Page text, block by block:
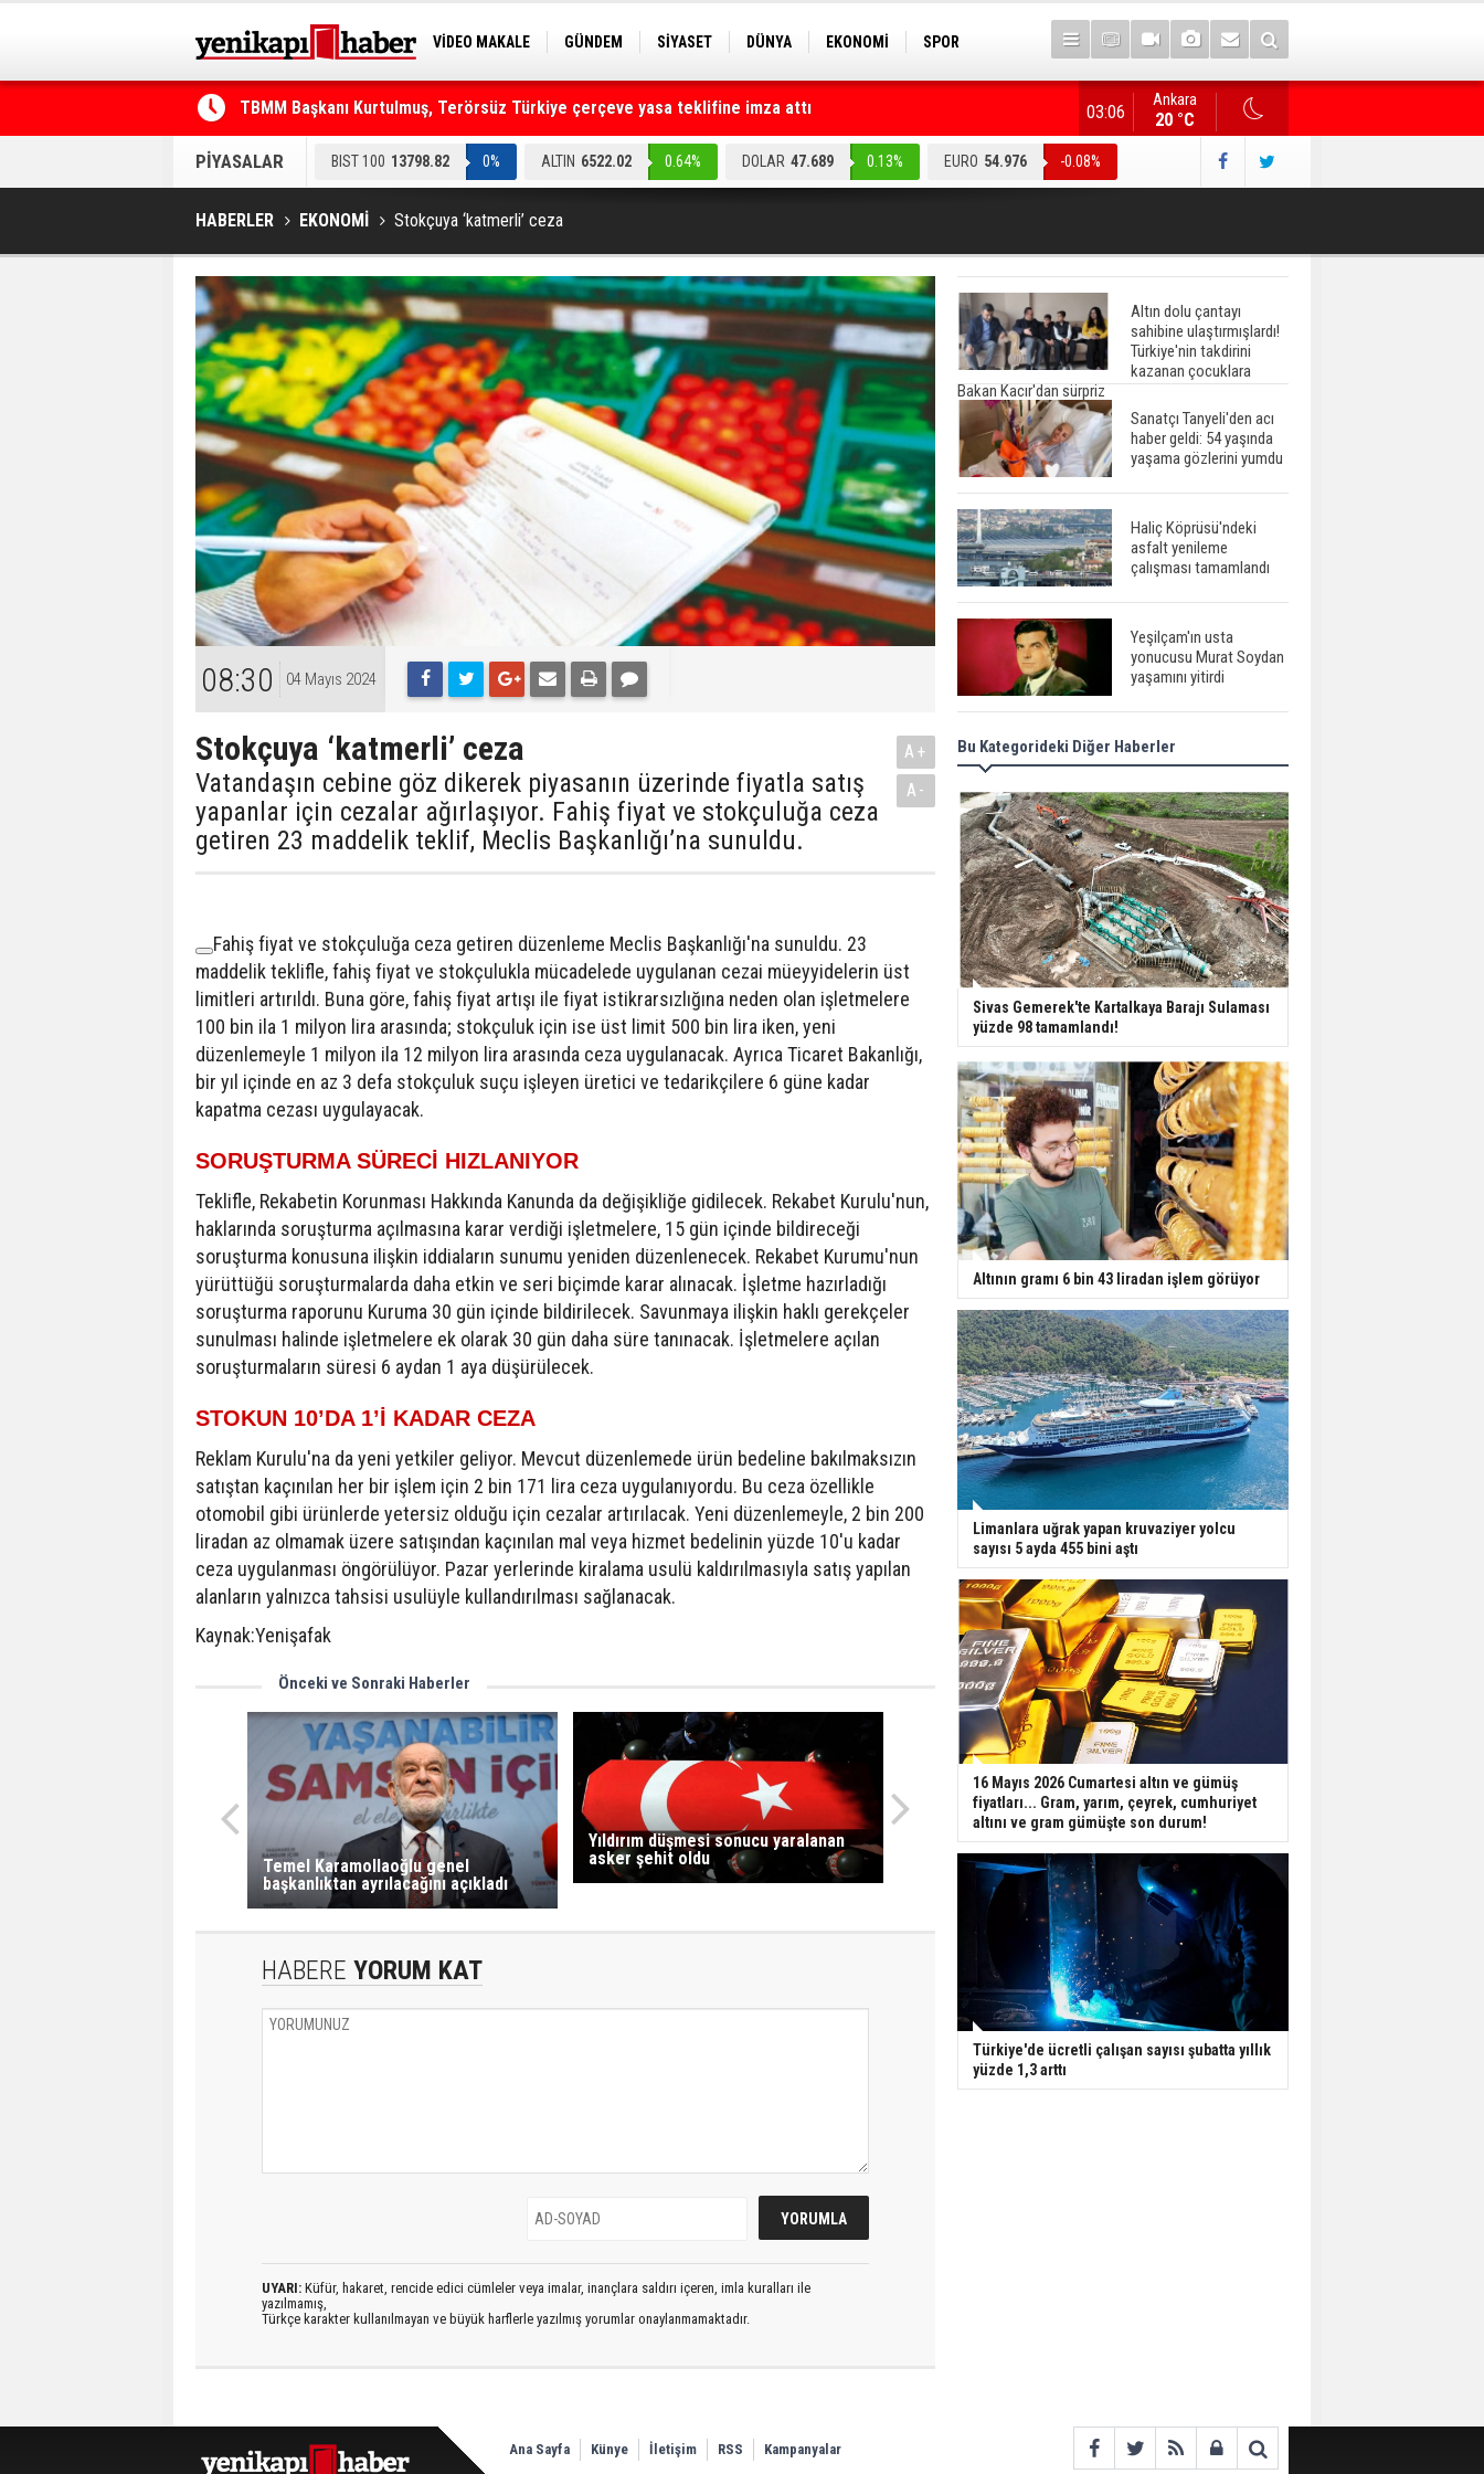
VİDEO MAKALE GÜNDEM SİYASET DÜNYA EKONOMİ
SPOR
TBMM Başkanı Kurtulmuş, Terörsüz Türkiye çerçeve yasa teklifine imza attı
Telefonla arayıp "RTÜK'ten geliyoruz" dediler: Medyayı hedef alan akılalmaz tuzak ifşa oldu
"Terörsüz Türkiye" düzenlemesi... AK Parti heyeti,
Ankara
20 °C
03:06
PİYASALAR BIST 100 13798.82 0% ALTIN 6522.02 0.64% DOLAR 47.689 0.13% EURO 54.976 -0.08%
HABERLER EKONOMİ Stokçuya ‘katmerli’ ceza
08:30 04 Mayıs 2024
Stokçuya ‘katmerli’ ceza
Vatandaşın cebine göz dikerek piyasanın üzerinde fiyatla satış
yapanlar için cezalar ağırlaşıyor. Fahiş fiyat ve stokçuluğa ceza
getiren 23 maddelik teklif, Meclis Başkanlığı’na sunuldu.
A+
A-
​​​​​Fahiş fiyat ve stokçuluğa ceza getiren düzenleme Meclis Başkanlığı'na sunuldu. 23
maddelik teklifle, fahiş fiyat ve stokçulukla mücadelede uygulanan cezai müeyyidelerin üst
limitleri artırıldı. Buna göre, fahiş fiyat artışı ile fiyat istikrarsızlığına neden olan işletmelere
100 bin ila 1 milyon lira arasında; stokçuluk için ise üst limit 500 bin lira iken, yeni
düzenlemeyle 1 milyon ila 12 milyon lira arasında ceza uygulanacak. Ayrıca Ticaret Bakanlığı,
bir yıl içinde en az 3 defa stokçuluk suçu işleyen üretici ve tedarikçilere 6 güne kadar
kapatma cezası uygulayacak.
SORUŞTURMA SÜRECİ HIZLANIYOR
Teklifle, Rekabetin Korunması Hakkında Kanunda da değişikliğe gidilecek. Rekabet Kurulu'nun,
haklarında soruşturma açılmasına karar verdiği işletmelere, 15 gün içinde bildireceği
soruşturma konusuna ilişkin iddiaların sunumu yeniden düzenlenecek. Rekabet Kurumu'nun
yürüttüğü soruşturmalarda daha etkin ve seri biçimde karar alınacak. İşletme hazırladığı
soruşturma raporunu Kuruma 30 gün içinde bildirilecek. Savunmaya ilişkin haklı gerekçeler
sunulması halinde işletmelere ek olarak 30 gün daha süre tanınacak. İşletmelere açılan
soruşturmaların süresi 6 aydan 1 aya düşürülecek.
STOKUN 10’DA 1’İ KADAR CEZA
Reklam Kurulu'na da yeni yetkiler geliyor. Mevcut düzenlemede ürün bedeline bakılmaksızın
satıştan kaçınılan her bir işlem için 2 bin 171 lira ceza uygulanıyordu. Bu ceza özellikle
otomobil gibi ürünlerde yetersiz olduğu için cezalar artırılacak. Yeni düzenlemeyle, 2 bin 200
liradan az olmamak üzere satışından kaçınılan mal veya hizmet bedelinin yüzde 10'u kadar
ceza uygulanması öngörülüyor. Pazar yerlerinde kiralama usulü kaldırılmasıyla satış yapılan
alanların yalnızca tahsisi usulüyle kullandırılması sağlanacak.
Kaynak:Yenişafak
Önceki ve Sonraki Haberler
Temel Karamollaoğlu genel
başkanlıktan ayrılacağını açıkladı
Yıldırım düşmesi sonucu yaralanan
asker şehit oldu
HABERE YORUM KAT
UYARI: Küfür, hakaret, rencide edici cümleler veya imalar, inançlara saldırı içeren, imla kuralları ile
yazılmamış,
Türkçe karakter kullanılmayan ve büyük harflerle yazılmış yorumlar onaylanmamaktadır.
Altın dolu çantayı
sahibine ulaştırmışlardı!
Türkiye'nin takdirini
kazanan çocuklara
Bakan Kacır'dan sürpriz
Sanatçı Tanyeli'den acı
haber geldi: 54 yaşında
yaşama gözlerini yumdu
Haliç Köprüsü'ndeki
asfalt yenileme
çalışması tamamlandı
Yeşilçam'ın usta
yonucusu Murat Soydan
yaşamını yitirdi
Meral Akşener ile
Müsavat Dervişoğlu
29 Mayıs okullar tatil mi?
Bilim kurgu
gerçekleşiyor...
Dondurulmuş insanları
Ünlü türkücü Mahmut
Tuncer estetik
operasyon geçirdi: Son
hali gündem oldu
Yerli turist 229,7 milyar
lira seyahat harcaması
yaptı
Gazze'deki Sağlık
Bakanlığı duyurdu:
Vahşetin pençesinde 2
salgın vaka tespit edildi
Bu Kategorideki Diğer Haberler
Sivas Gemerek'te Kartalkaya Barajı Sulaması
yüzde 98 tamamlandı!
Altının gramı 6 bin 43 liradan işlem görüyor
Limanlara uğrak yapan kruvaziyer yolcu
sayısı 5 ayda 455 bini aştı
16 Mayıs 2026 Cumartesi altın ve gümüş
fiyatları... Gram, yarım, çeyrek, cumhuriyet
altını ve gram gümüşte son durum!
Türkiye'de ücretli çalışan sayısı şubatta yıllık
yüzde 1,3 arttı
Ana Sayfa Künye İletişim RSS Kampanyalar